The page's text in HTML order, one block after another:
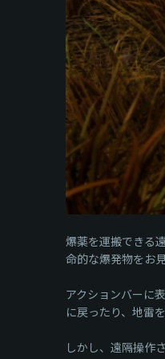
爆薬を運搬できる
命的な爆発物をお
アクションバーに
に戻ったり、地雷
しかし、遠隔操作